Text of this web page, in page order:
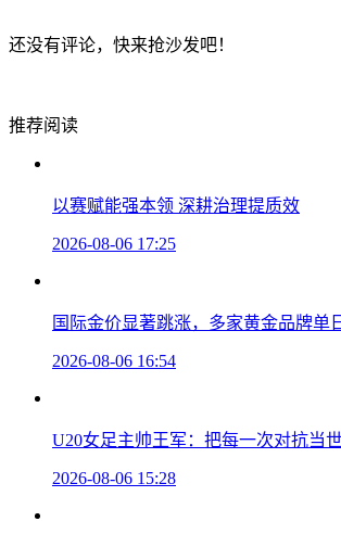
还没有评论，快来抢沙发吧！
推荐阅读
以赛赋能强本领 深耕治理提质效
2026-08-06 17:25
国际金价显著跳涨，多家黄金品牌单
2026-08-06 16:54
U20女足主帅王军：把每一次对抗当
2026-08-06 15:28